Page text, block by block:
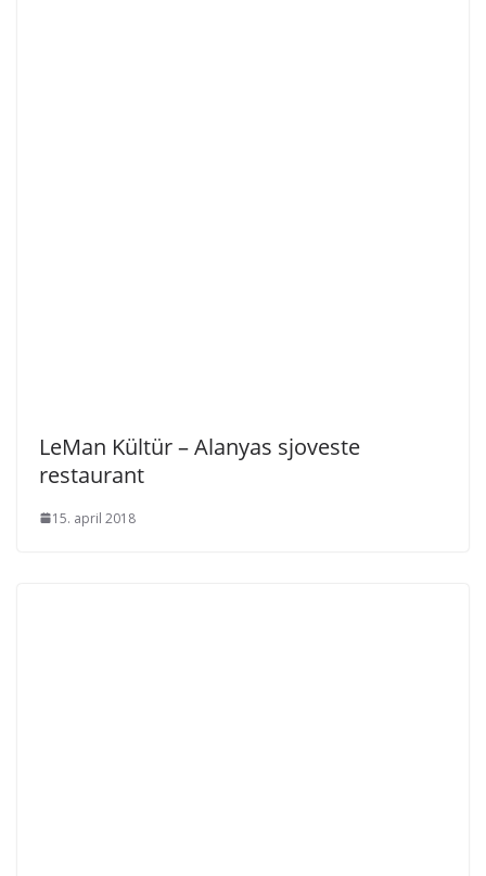
LeMan Kültür – Alanyas sjoveste
restaurant
15. april 2018